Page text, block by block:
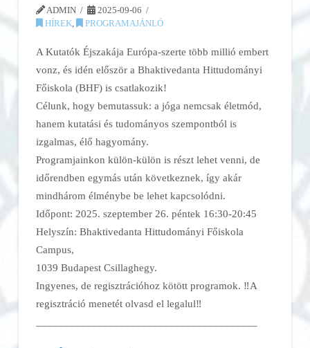
ADMIN
2025-09-06
HÍREK, PROGRAMAJÁNLÓ
A Kutatók Éjszakája Európa-szerte több millió embert
vonz, és idén először a Bhaktivedanta Hittudományi
Főiskola (BHF) is csatlakozik!
Célunk, hogy bemutassuk: a jóga nemcsak életmód,
hanem kutatási és tudományos szempontból is
izgalmas, élő hagyomány.
Programjainkon külön-külön is részt lehet venni, de
időrendben egymás után következnek, így akár
mindhárom élménybe be lehet kapcsolódni.
Időpont: 2025. szeptember 26. péntek 16:30-20:45
Helyszín: Bhaktivedanta Hittudományi Főiskola
Campus,
1039 Budapest Csillaghegy.
Ingyenes, de regisztrációhoz kötött programok. ‼A
regisztráció menetét olvasd el legalul‼